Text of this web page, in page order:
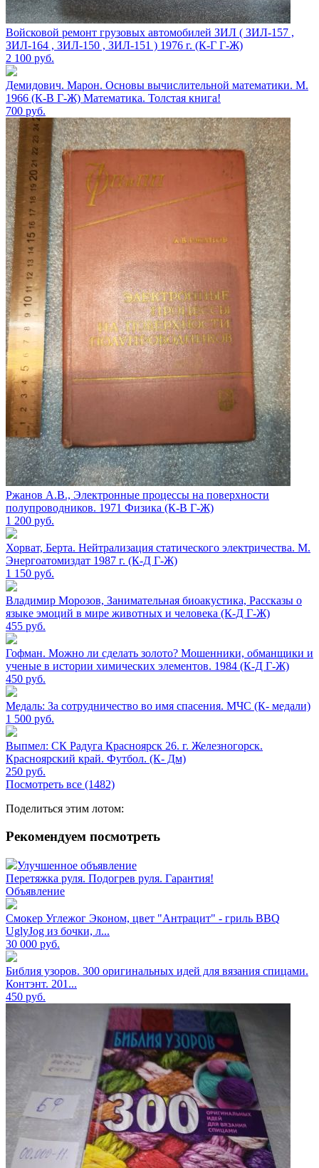
Войсковой ремонт грузовых автомобилей ЗИЛ ( ЗИЛ-157 ,
ЗИЛ-164 , ЗИЛ-150 , ЗИЛ-151 ) 1976 г. (К-Г Г-Ж)
2 100 руб.
Демидович. Марон. Основы вычислительной математики. М.
1966 (К-В Г-Ж) Математика. Толстая книга!
700 руб.
Ржанов А.В., Электронные процессы на поверхности
полупроводников. 1971 Физика (К-В Г-Ж)
1 200 руб.
Хорват, Берта. Нейтрализация статического электричества. М.
Энергоатомиздат 1987 г. (К-Д Г-Ж)
1 150 руб.
Владимир Морозов, Занимательная биоакустика, Рассказы о
языке эмоций в мире животных и человека (К-Д Г-Ж)
455 руб.
Гофман. Можно ли сделать золото? Мошенники, обманщики и
ученые в истории химических элементов. 1984 (К-Д Г-Ж)
450 руб.
Медаль: За сотрудничество во имя спасения. МЧС (К- медали)
1 500 руб.
Выпмел: СК Радуга Красноярск 26. г. Железногорск.
Красноярский край. Футбол. (К- Дм)
250 руб.
Посмотреть все (1482)
Поделиться этим лотом:
Рекомендуем посмотреть
Улучшенное объявление
Перетяжка руля. Подогрев руля. Гарантия!
Объявление
Смокер Углежог Эконом, цвет "Антрацит" - гриль BBQ
UglyJog из бочки, л...
30 000 руб.
Библия узоров. 300 оригинальных идей для вязания спицами.
Контэнт. 201...
450 руб.